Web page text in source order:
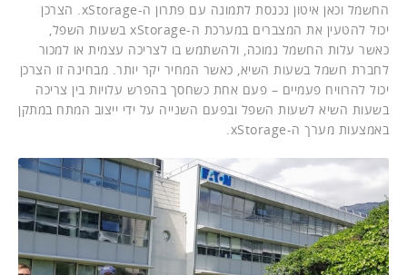
החשמל וכאן איטון נכנסת לתמונה עם פתרון ה-xStorage. הצרכן
יכול להטעין את המצברים במערכת ה-xStorage בשעות השפל,
כאשר עלות החשמל נמוכה, ולהשתמש בו לצריכה עצמית או למכור
לחברת חשמל בשעות השיא, כאשר המחיר יקר יותר. מבחינה זו הצרכן
יכול להרוויח פעמיים – פעם אחת כשחסך בהפרש עלויות בין צריכה
בשעות השיא לשעות השפל ובפעם השנייה על ידי ייצוב המתח במתקן
באמצעות מערך ה-xStorage.